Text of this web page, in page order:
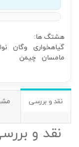
هشتگ ها:
گیاهخواری وگان
مامسان چیمن
نقد و بررسی
نقد و